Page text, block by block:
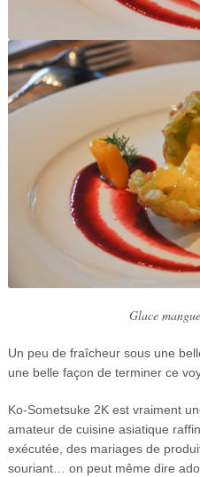
Glace
Un peu de fraîcheur sous une
une belle façon de terminer ce
Ko-Sometsuke 2K est vraiment
amateur de cuisine asiatique
exécutée, des mariages de
souriant… on peut même dire